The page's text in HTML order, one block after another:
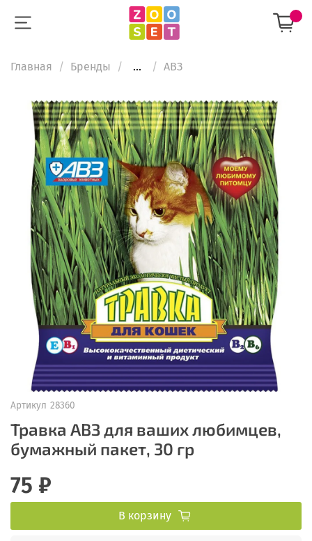
Главная Бренды ... АВЗ
Артикул 28360
Травка АВЗ для ваших любимцев,
бумажный пакет, 30 гр
75 ₽
В корзину